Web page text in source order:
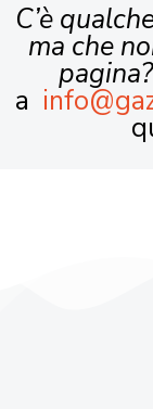
C’è
ma che
pagina?
a